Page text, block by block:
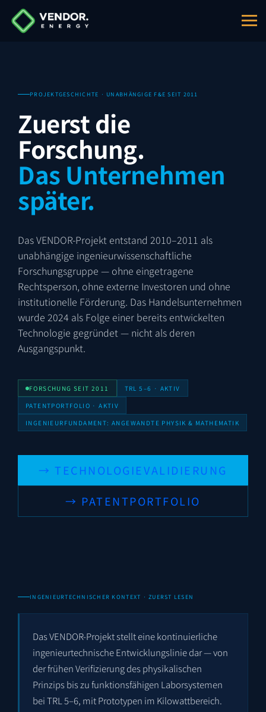
PROJEKTGESCHICHTE · UNABHÄNGIGE F&E SEIT 2011
Zuerst die
Forschung.
Das Unternehmen
später.
Das VENDOR-Projekt entstand 2010–2011 als
unabhängige ingenieurwissenschaftliche
Forschungsgruppe — ohne eingetragene
Rechtsperson, ohne externe Investoren und ohne
institutionelle Förderung. Das Handelsunternehmen
wurde 2024 als Folge einer bereits entwickelten
Technologie gegründet — nicht als deren
Ausgangspunkt.
FORSCHUNG SEIT 2011
TRL 5–6 · AKTIV
PATENTPORTFOLIO · AKTIV
INGENIEURFUNDAMENT: ANGEWANDTE PHYSIK & MATHEMATIK
→ TECHNOLOGIEVALIDIERUNG
→ PATENTPORTFOLIO
INGENIEURTECHNISCHER KONTEXT · ZUERST LESEN
Das VENDOR-Projekt stellt eine kontinuierliche
ingenieurtechnische Entwicklungslinie dar — von
der frühen Verifizierung des physikalischen
Prinzips bis zu funktionsfähigen Laborsystemen
bei TRL 5–6, mit Prototypen im Kilowattbereich.